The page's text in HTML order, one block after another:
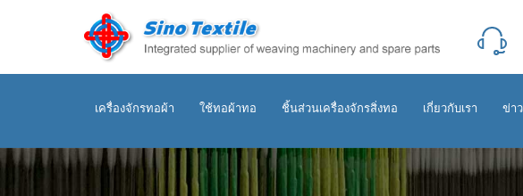
เครื่องจักรทอผ้า ใช้ทอผ้าทอ ชิ้นส่วนเครื่องจักรสิ่งทอ เกี่ยวกับเรา ข่าว